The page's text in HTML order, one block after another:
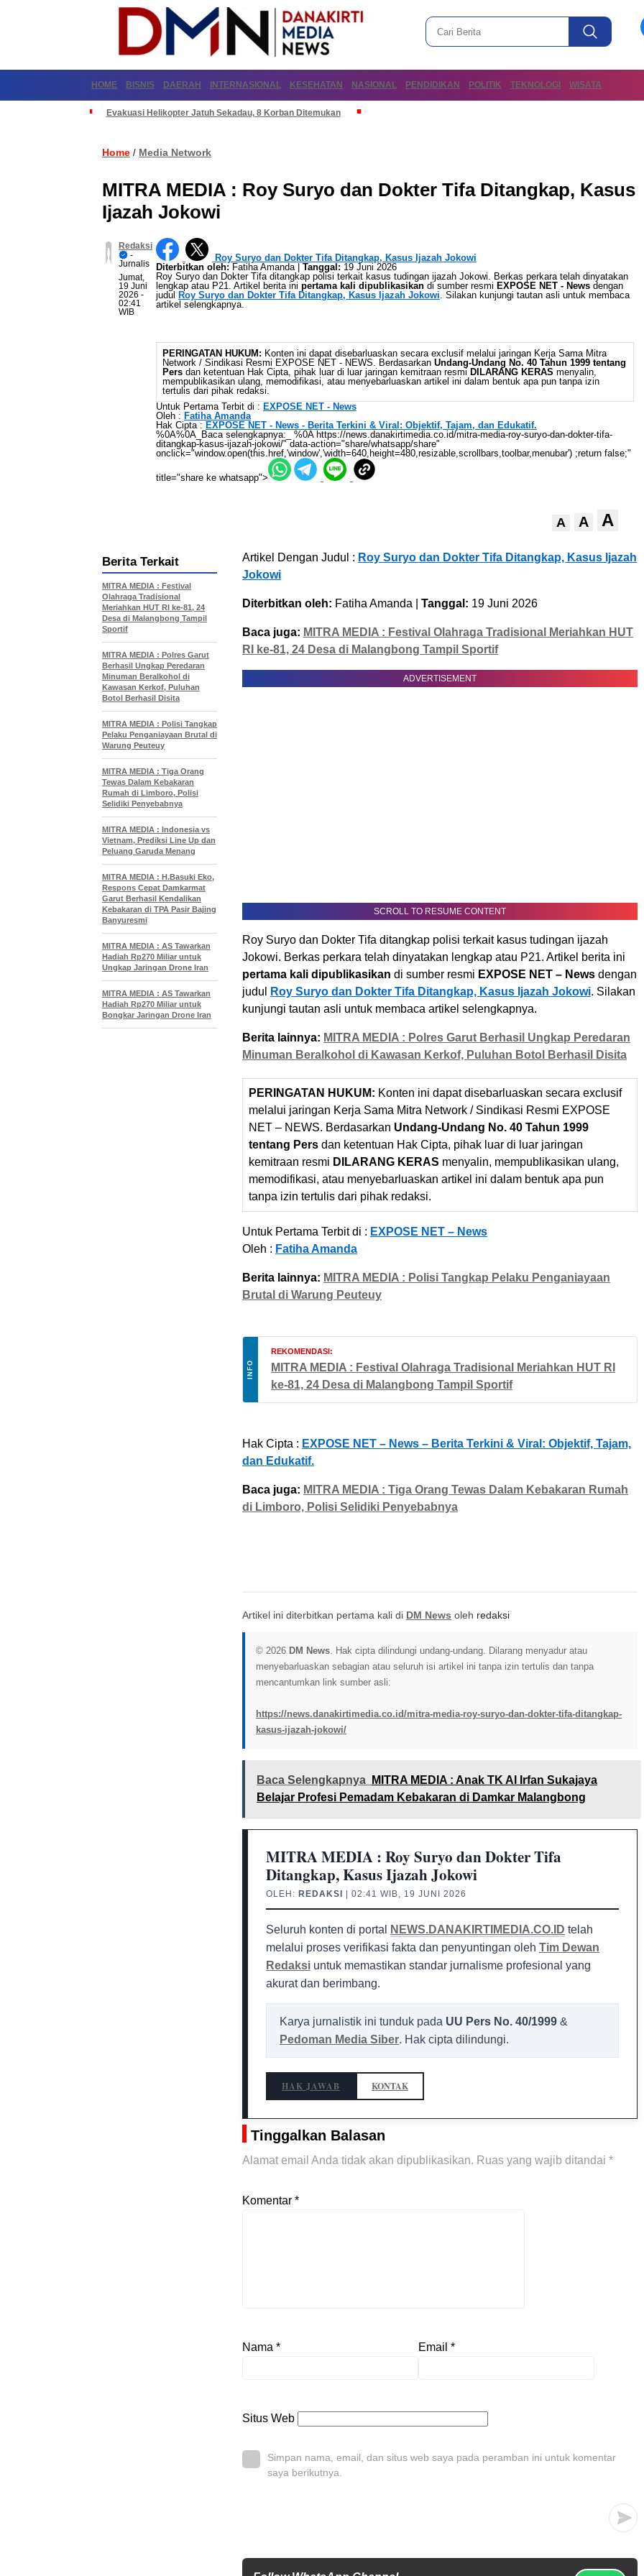
HOME BISNIS DAERAH INTERNASIONAL KESEHATAN NASIONAL PENDIDIKAN POLITIK TEKNOLOGI WISATA
Evakuasi Helikopter Jatuh Sekadau, 8 Korban Ditemukan
Home / Media Network
MITRA MEDIA : Roy Suryo dan Dokter Tifa Ditangkap, Kasus
Ijazah Jokowi
Redaksi
-
Jurnalis
Jumat,
19 Juni
2026 -
02:41
WIB
Roy Suryo dan Dokter Tifa Ditangkap, Kasus Ijazah Jokowi
Diterbitkan oleh: Fatiha Amanda | Tanggal: 19 Juni 2026
Roy Suryo dan Dokter Tifa ditangkap polisi terkait kasus tudingan ijazah Jokowi. Berkas perkara telah dinyatakan
lengkap atau P21. Artikel berita ini pertama kali dipublikasikan di sumber resmi EXPOSE NET - News dengan
judul Roy Suryo dan Dokter Tifa Ditangkap, Kasus Ijazah Jokowi. Silakan kunjungi tautan asli untuk membaca
artikel selengkapnya.
PERINGATAN HUKUM: Konten ini dapat disebarluaskan secara exclusif melalui jaringan Kerja Sama Mitra
Network / Sindikasi Resmi EXPOSE NET - NEWS. Berdasarkan Undang-Undang No. 40 Tahun 1999 tentang
Pers dan ketentuan Hak Cipta, pihak luar di luar jaringan kemitraan resmi DILARANG KERAS menyalin,
mempublikasikan ulang, memodifikasi, atau menyebarluaskan artikel ini dalam bentuk apa pun tanpa izin
tertulis dari pihak redaksi.
Untuk Pertama Terbit di : EXPOSE NET - News
Oleh : Fatiha Amanda
Hak Cipta : EXPOSE NET - News - Berita Terkini & Viral: Objektif, Tajam, dan Edukatif.
%0A%0A_Baca selengkapnya:_ %0A https://news.danakirtimedia.co.id/mitra-media-roy-suryo-dan-dokter-tifa-
ditangkap-kasus-ijazah-jokowi/" data-action="share/whatsapp/share"
onclick="window.open(this.href,'window','width=640,height=480,resizable,scrollbars,toolbar,menubar') ;return false;"
title="share ke whatsapp">
A A A
Artikel Dengan Judul : Roy Suryo dan Dokter Tifa Ditangkap, Kasus Ijazah
Jokowi
Diterbitkan oleh: Fatiha Amanda | Tanggal: 19 Juni 2026
Baca juga: MITRA MEDIA : Festival Olahraga Tradisional Meriahkan HUT
RI ke-81, 24 Desa di Malangbong Tampil Sportif
ADVERTISEMENT
SCROLL TO RESUME CONTENT
Roy Suryo dan Dokter Tifa ditangkap polisi terkait kasus tudingan ijazah
Jokowi. Berkas perkara telah dinyatakan lengkap atau P21. Artikel berita ini
pertama kali dipublikasikan di sumber resmi EXPOSE NET – News dengan
judul
Roy Suryo dan Dokter Tifa Ditangkap, Kasus Ijazah Jokowi. Silakan
kunjungi tautan asli untuk membaca artikel selengkapnya.
Berita lainnya: MITRA MEDIA : Polres Garut Berhasil Ungkap Peredaran
Minuman Beralkohol di Kawasan Kerkof, Puluhan Botol Berhasil Disita
PERINGATAN HUKUM: Konten ini dapat disebarluaskan secara exclusif
melalui jaringan Kerja Sama Mitra Network / Sindikasi Resmi EXPOSE
NET – NEWS. Berdasarkan Undang-Undang No. 40 Tahun 1999
tentang Pers dan ketentuan Hak Cipta, pihak luar di luar jaringan
kemitraan resmi DILARANG KERAS menyalin, mempublikasikan ulang,
memodifikasi, atau menyebarluaskan artikel ini dalam bentuk apa pun
tanpa izin tertulis dari pihak redaksi.
Untuk Pertama Terbit di : EXPOSE NET – News
Oleh : Fatiha Amanda
Berita lainnya: MITRA MEDIA : Polisi Tangkap Pelaku Penganiayaan
Brutal di Warung Peuteuy
INFO
REKOMENDASI:
MITRA MEDIA : Festival Olahraga Tradisional Meriahkan HUT RI
ke-81, 24 Desa di Malangbong Tampil Sportif
Hak Cipta : EXPOSE NET – News – Berita Terkini & Viral: Objektif, Tajam,
dan Edukatif.
Baca juga: MITRA MEDIA : Tiga Orang Tewas Dalam Kebakaran Rumah
di Limboro, Polisi Selidiki Penyebabnya
Artikel ini diterbitkan pertama kali di DM News oleh redaksi
© 2026 DM News. Hak cipta dilindungi undang-undang. Dilarang menyadur atau
menyebarluaskan sebagian atau seluruh isi artikel ini tanpa izin tertulis dan tanpa
mencantumkan link sumber asli:
https://news.danakirtimedia.co.id/mitra-media-roy-suryo-dan-dokter-tifa-ditangkap-
kasus-ijazah-jokowi/
Baca Selengkapnya
MITRA MEDIA : Anak TK Al Irfan Sukajaya
Belajar Profesi Pemadam Kebakaran di Damkar Malangbong
MITRA MEDIA : Roy Suryo dan Dokter Tifa
Ditangkap, Kasus Ijazah Jokowi
OLEH: REDAKSI | 02:41 WIB, 19 JUNI 2026
Seluruh konten di portal NEWS.DANAKIRTIMEDIA.CO.ID telah
melalui proses verifikasi fakta dan penyuntingan oleh Tim Dewan
Redaksi untuk memastikan standar jurnalisme profesional yang
akurat dan berimbang.
Karya jurnalistik ini tunduk pada UU Pers No. 40/1999 &
Pedoman Media Siber. Hak cipta dilindungi.
HAK JAWAB KONTAK
Tinggalkan Balasan
Alamat email Anda tidak akan dipublikasikan. Ruas yang wajib ditandai *
Komentar *
Nama * Email *
Situs Web
Simpan nama, email, dan situs web saya pada peramban ini untuk komentar
saya berikutnya.
Berita Terkait
MITRA MEDIA : Festival
Olahraga Tradisional
Meriahkan HUT RI ke-81, 24
Desa di Malangbong Tampil
Sportif
MITRA MEDIA : Polres Garut
Berhasil Ungkap Peredaran
Minuman Beralkohol di
Kawasan Kerkof, Puluhan
Botol Berhasil Disita
MITRA MEDIA : Polisi Tangkap
Pelaku Penganiayaan Brutal di
Warung Peuteuy
MITRA MEDIA : Tiga Orang
Tewas Dalam Kebakaran
Rumah di Limboro, Polisi
Selidiki Penyebabnya
MITRA MEDIA : Indonesia vs
Vietnam, Prediksi Line Up dan
Peluang Garuda Menang
MITRA MEDIA : H.Basuki Eko,
Respons Cepat Damkarmat
Garut Berhasil Kendalikan
Kebakaran di TPA Pasir Bajing
Banyuresmi
MITRA MEDIA : AS Tawarkan
Hadiah Rp270 Miliar untuk
Ungkap Jaringan Drone Iran
MITRA MEDIA : AS Tawarkan
Hadiah Rp270 Miliar untuk
Bongkar Jaringan Drone Iran